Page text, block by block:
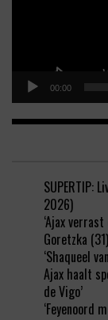
00:00
SUPERTIP:
2026)
‘Ajax
Goretzka
‘Shaqueel
Ajax haalt
de Vigo’
‘Feyenoord